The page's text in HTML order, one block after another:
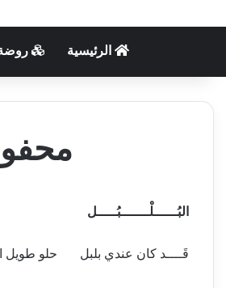
الرئيسية
البُــــــلْـــــــبُـــــل
قَــــد كان عندي بلبل حلو طويل